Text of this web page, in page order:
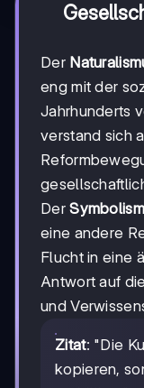
Der
eng mit der
Jahrhunderts
verstand sich
Der
eine andere
Flucht in eine
Antwort auf
und
Zitat: "Die
kopieren,